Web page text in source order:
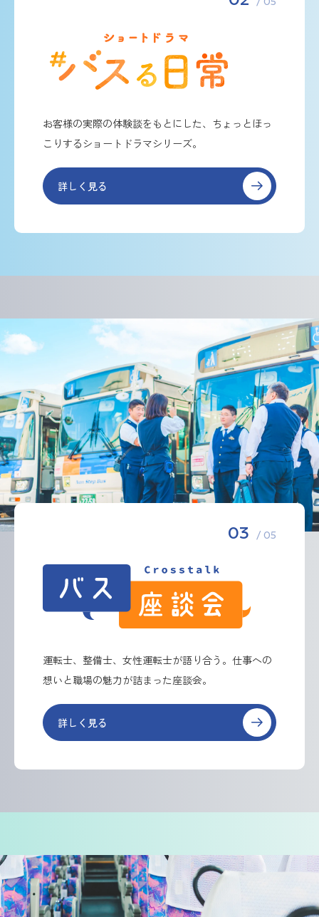
お客様の実際の体験談をもとにした、ちょっとほっ
こりするショートドラマシリーズ。
詳しく見る
03 / 05
運転士、整備士、女性運転士が語り合う。仕事への
想いと職場の魅力が詰まった座談会。
詳しく見る